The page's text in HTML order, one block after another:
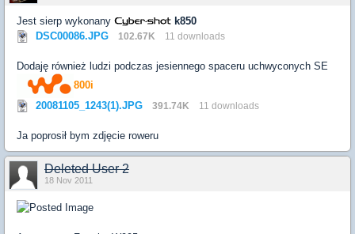
Jest sierp wykonany
k850
DSC00086.JPG
102.67K 11 downloads
Dodaję również ludzi podczas jesiennego spaceru uchwyconych SE
800i
20081105_1243(1).JPG
391.74K 11 downloads
Ja poprosił bym zdjęcie roweru
Deleted User 2
18 Nov 2011